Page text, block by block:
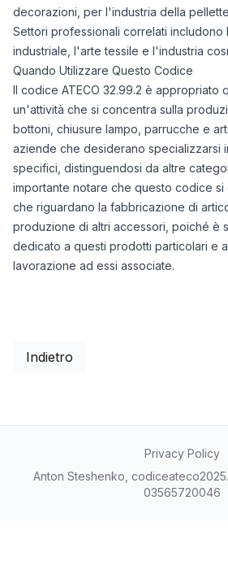
decorazioni, per l'industria della
Settori professionali correlati includono
industriale, l'arte tessile e l'industria
Quando Utilizzare Questo Codice
Il codice ATECO 32.99.2 è appropriato
un'attività che si concentra sulla
bottoni, chiusure lampo, parrucche e
aziende che desiderano specializzarsi
specifici, distinguendosi da altre
importante notare che questo codice
che riguardano la fabbricazione di
produzione di altri accessori, poiché è
dedicato a questi prodotti particolari e
lavorazione ad essi associate.
Indietro
Privacy Policy
Anton Steshenko,
03565720046